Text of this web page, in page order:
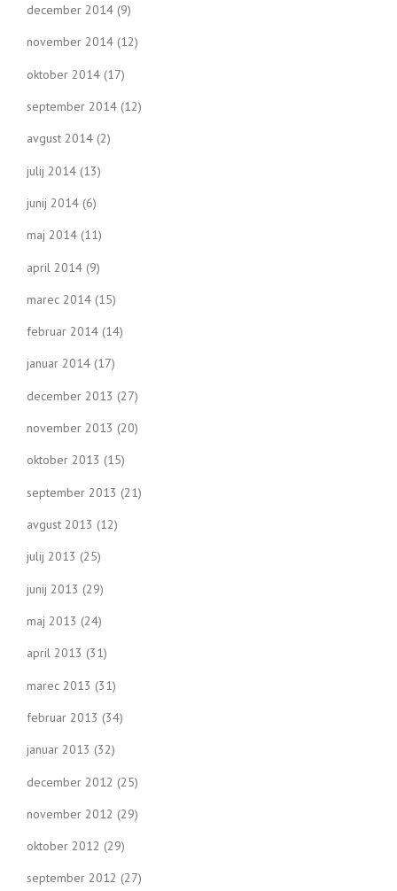
december 2014 (9)
november 2014 (12)
oktober 2014 (17)
september 2014 (12)
avgust 2014 (2)
julij 2014 (13)
junij 2014 (6)
maj 2014 (11)
april 2014 (9)
marec 2014 (15)
februar 2014 (14)
januar 2014 (17)
december 2013 (27)
november 2013 (20)
oktober 2013 (15)
september 2013 (21)
avgust 2013 (12)
julij 2013 (25)
junij 2013 (29)
maj 2013 (24)
april 2013 (31)
marec 2013 (31)
februar 2013 (34)
januar 2013 (32)
december 2012 (25)
november 2012 (29)
oktober 2012 (29)
september 2012 (27)